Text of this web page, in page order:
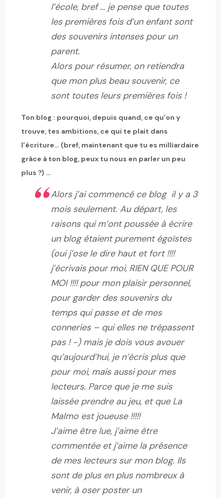
l’école, bref … je pense que toutes
les premières fois d’un enfant sont
des souvenirs intenses pour un
parent.
Alors pour résumer, on retiendra
que mon plus beau souvenir, ce
sont toutes leurs premières fois !
Ton blog : pourquoi, depuis quand, ce qu’on y
trouve, tes ambitions, ce qui te plait dans
l’écriture… (bref, maintenant que tu es milliardaire
grâce à ton blog, peux tu nous en parler un peu
plus ?) …
Alors j’ai commencé ce blog il y a 3
mois seulement. Au départ, les
raisons qui m’ont poussée à écrire
un blog étaient purement égoïstes
(oui j’ose le dire haut et fort !!!!
j’écrivais pour moi, RIEN QUE POUR
MOI !!!! pour mon plaisir personnel,
pour garder des souvenirs du
temps qui passe et de mes
conneries – qui elles ne trépassent
pas ! -) mais je dois vous avouer
qu’aujourd’hui, je n’écris plus que
pour moi, mais aussi pour mes
lecteurs. Parce que je me suis
laissée prendre au jeu, et que La
Malmo est joueuse !!!!!
J’aime être lue, j’aime être
commentée et j’aime la présence
de mes lecteurs sur mon blog. Ils
sont de plus en plus nombreux à
venir, à oser poster un